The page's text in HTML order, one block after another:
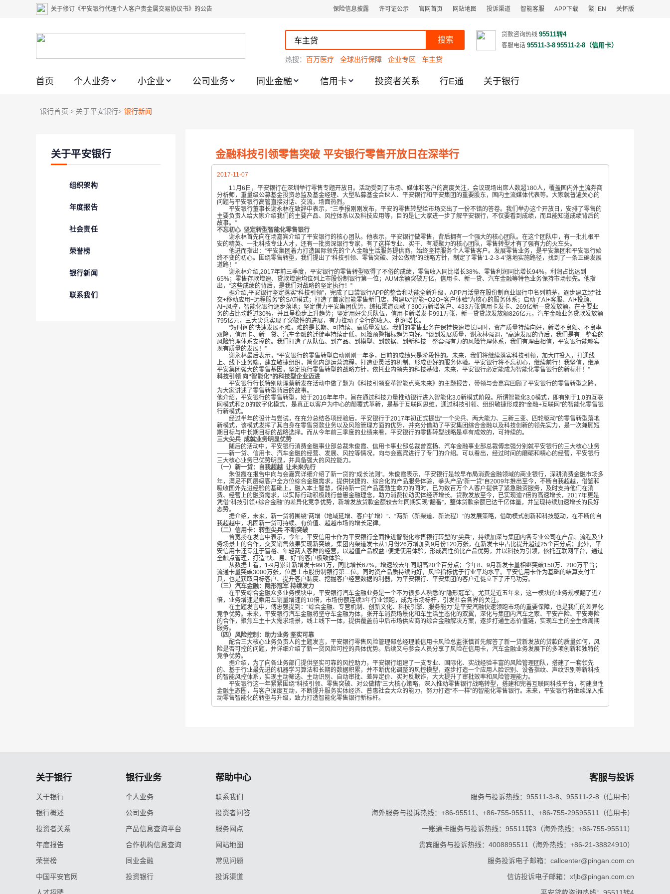
关于修订《平安银行代理个人客户贵金属交易协议书》的公告
关于2020年端午节期间上金所代理业务调整合约保证金比例和涨跌幅度限制的通知
关于加强代理贵金属业务风险防范的提示
关于调整存量首套住房贷款利率的公告
保险信息披露 许可证公示 官网首页 网站地图 投诉渠道 智能客服 APP下载 繁 EN 关怀版
搜索
贷款咨询热线 95511转4
客服电话 95511-3-8 95511-2-8（信用卡）
热搜： 百万医疗 全球出行保障 企业专区 车主贷
首页 个人业务 小企业 公司业务 同业金融 信用卡 投资者关系 行E通 关于银行
银行首页 > 关于平安银行> 银行新闻
关于平安银行
组织架构
年度报告
社会责任
荣誉榜
银行新闻
联系我们
金融科技引领零售突破 平安银行零售开放日在深举行
2017-11-07
11月 6日，平安银行在深圳举行零售专题开放日。活动受到了市场、媒体和客户的高度关注，会议现场出席人数超180人，覆盖国内外主流券商
分析师，重量级公募基金投资总监及基金经理、大型私募基金合伙人、平安银行和平安集团的重要股东，国内主流媒体代表等。大家就普遍关心的
问题与平安银行高管直接对话、交流，场面热烈。
平安银行董事长谢永林在致辞中表示，“三季报刚刚发布，平安的零售转型给市场交出了一份不错的答卷。我们举办这个开放日，安排了零售的
主要负责人给大家介绍我们的主要产品、风控体系以及科技应用等，目的是让大家进一步了解平安银行，不仅要看到成绩，而且能知道成绩背后的
故事。”
不忘初心 坚定转型智能化零售银行
谢永林首先向在场嘉宾介绍了平安银行的核心团队。他表示，平安银行做零售，背后拥有一个强大的核心团队。在这个团队中，有一批扎根平
安的精英、一批科技专业人才，还有一批资深银行专家，有了这样专业、实干、有凝聚力的核心团队，零售转型才有了强有力的火车头。
他进而指出：“平安集团着力打造国际领先的个人金融生活服务提供商，始终坚持服务个人零售客户。发展零售业务，是平安集团和平安银行始
终不变的初心。围绕零售转型，我们提出了‘科技引领、零售突破、对公做精’的战略方针，制定了零售‘1-2-3-4’落地实施路径，找到了一条正确发展
道路！”
谢永林介绍,2017年前三季度，平安银行的零售转型取得了不俗的成绩，零售收入同比增长38%、零售利润同比增长94%，利润占比达到
65%；零售存款增速、贷款增速均位列上市股份制银行第一位；AUM余额突破万亿，信用卡、新一贷、汽车金融等特色业务保持市场领先。他指
出，“这些成绩的背后，是我们对战略的坚定执行！”
据介绍,平安银行坚定落实“科技引领”，完成了口袋银行APP的整合和功能全新升级，APP月活量在股份制商业银行中名列前茅，逐步建立起“社
交+移动应用+远程服务”的SAT模式；打造了首家智能零售新门店，构建以“智能+O2O+客户体验”为核心的服务体系；启动了AI+客服、AI+投顾、
AI+风控，智能化银行逐步落地；坚定借力平安集团优势，综拓渠道贡献了300万新增客户、433万张信用卡发卡、269亿新一贷发放额，在主要业
务的占比均超过30%，并且呈稳步上升趋势；坚定用好尖兵队伍，信用卡新增发卡991万张，新一贷贷款发放额826亿元，汽车金融业务贷款发放额
795亿元，三大尖兵实现了突破性的进展，有力拉动了全行的收入、利润增长。
“短时间的快速发展不难，难的是长期、可持续、高质量发展。我们的零售业务在保持快速增长同时，资产质量持续向好，新增不良额、不良率
双降，信用卡、新一贷、汽车金融的迁徙率持续走低，风险预警指标趋势向好。”谈到发展质量，谢永林强调，“高速发展的背后，我们是有一整套的
风险管理体系支撑的。我们打造了从队伍、到产品、到模型、到数据、到新科技一整套强有力的风险管理体系，我们有理由相信，平安银行能够实
现有质量的发展！”
谢永林最后表示，“平安银行的零售转型启动刚刚一年多，目前的成绩只是阶段性的。未来，我们将继续落实科技引领，加大 IT投入，打通线
上、线下业务端，建立敏捷组织，简化内部运营流程，打造更灵活的机制、形成更好的服务体验。平安银行将不忘初心，继续前行！我坚信，继承
平安集团强大的零售基因，坚定执行零售转型的战略方针，依托业内领先的科技基础，未来，平安银行必定能成为智能化零售银行的新标杆！”
科技引领 向 “智能化” 的科技型企业迈进
平安银行行长特别助理蔡新发在活动中做了题为《科技引领变革智能点亮未来》的主题报告，带领与会嘉宾回顾了平安银行的零售转型之路，
为大家讲述了零售转型背后的故事。
他介绍，平安银行的零售转型，始于2016年年中，旨在通过科技力量推动银行进入智能化3.0新模式阶段。所谓智能化3.0模式，即有别于1.0的互联
网模式和2.0的数字化模式，是真正以客户为中心的颠覆式革新，是基于互联网思维，通过科技引领、组织敏捷形成的“金融+互联网”的智能化零售银
行新模式。
经过半年的设计与尝试，在充分总结各项经验后，平安银行于2017年初正式提出“一个尖兵、两大能力、三新三变、四轮驱动”的零售转型落地
新模式，该模式发挥了其自身在零售贷款业务以及风险管理方面的优势，并充分借助了平安集团综合金融以及科技创新的领先实力，是一次兼顾短
期目标与中长期目标的战略选择。而从今年前三季度的业绩来看，平安银行的零售转型战略是卓有成效的，可持续的。
三大尖兵 成就业务明显优势
随后的活动中，平安银行消费金融事业部总裁朱俊霞、信用卡事业部总裁曾宽扬、汽车金融事业部总裁傅忠强分别就平安银行的三大核心业务
——新一贷、信用卡、汽车金融的经营、发展、风控等情况，向与会嘉宾进行了专门的介绍。可以看出，经过时间的磨砺和精心的经营，平安银行
三大核心业务已优势明显，并具备强大的风控能力。
（一）新一贷：自我超越 让未来先行
朱俊霞在报告中向与会嘉宾详细介绍了新一贷的“成长法则”。朱俊霞表示，平安银行是较早布局消费金融领域的商业银行，深耕消费金融市场多
年，满足不同层级客户全方位综合金融需求，提供快捷的、综合化的产品服务体验，拳头产品“新一贷”自2009年推出至今，不断自我超越，借鉴和
吸收国外先进经验的基础上，融入本土智慧，保持新一贷产品蓬勃生命力的同时，已为数百万个人客户提供了紧急融资服务，及时支持他们在消
费、经营上的融资需求，以实际行动积极践行普惠金融理念，助力消费拉动实体经济增长。贷款发放至今，已实现逾7倍的高速增长，2017年更是
凭借“科技引领+综合金融”的差异化竞争优势，新增发放贷款金额较去年同期实现“翻番”，整体贷款余额已达千亿体量，并呈现持续加速增长的良好
态势。
据介绍，未来，新一贷将围绕“两增（地域延增、客户扩增）”、“两新（新渠道、新流程）”的发展策略，借助模式创新和科技驱动，在不断的自
我超越中，巩固新一贷可持续、有价值、超越市场的增长定律。
（二）信用卡：转型尖兵 不断突破
曾宽扬在发言中表示，今年，平安信用卡作为平安银行全面推进智能化零售银行转型的“尖兵”，持续加深与集团内各专业公司在产品、流程及业
务场景上的合作，交叉销售效果实现新突破，集团内渠道发卡从1月份26万增加到9月份120万张，在新发卡中占比提升超过25个百分点；此外，平
安信用卡还专注于富裕、年轻两大客群的经营，以超值产品权益+便捷使用体验，形成高性价比产品优势，并以科技为引领，依托互联网平台，通过
全触点管理，打造“快、易、好”的客户极致体验。
从数据上看， 1-9月累计新增发卡991万，同比增长67%，增速较去年同期高20个百分点；今年8、9月新发卡量相继突破150万、200万平台；
流通卡量突破3000万张，位居上市股份制银行第二位。同时资产品质持续向好，风险指标优于行业平均水平。平安信用卡作为基础的结算支付工
具，也是获取目标客户、提升客户黏度、挖掘客户经营数据的利器，为平安银行、平安集团的客户迁徙立下了汗马功劳。
（三）汽车金融：隐形冠军 持续发力
在平安综合金融众多业务模块中，平安银行汽车金融业务是一个不为很多人熟悉的“隐形冠军”。尤其是近五年来，这一模块的业务规模翻了近7
倍，业务增速是乘用车销量增速的10倍，市场份额连续3年行业领跑，成为市场标杆，引发社会各界的关注。
在主题发言中，傅忠强提到：“综合金融、专营机制、创新文化、科技引擎、服务能力”是平安汽融快速领跑市场的重要保障，也是我们的差异化
竞争优势。未来，平安银行汽车金融将坚守车金融为体，张开车消费场景化和车生活生态化的双翼，深化与集团内汽车之家、平安产险、平安寿险
的合作，聚焦车主十大需求场景，线上线下一体，提供覆盖前中后市场供应商的综合金融解决方案，逐步打通生态价值链，实现车主的全生命周期
服务。
（四）风险控制：助力业务 坚实可靠
配合三大核心业务负责人的主题发言，平安银行零售风险管理部总经理兼信用卡风险总监张慎首先解答了新一贷新发放的贷款的质量如何，风
险是否可控的问题，并详细介绍了新一贷风险可控的具体优势。后续又与参会人员分享了风险在信用卡，汽车金融业务发展下的多项创新和独特的
竞争优势。
据介绍，为了向各业务部门提供坚实可靠的风控助力，平安银行组建了一支专业、国际化、实战经验丰富的风险管理团队，搭建了一套领先
的、基于行业最先进的机器学习算法和长期的数据积累，并不断优化调整的风控模型，逐步打造一个应用人脸识别、设备指纹、声纹识别等新科技
的智能风控体系，实现主动筛选、主动识别、自动审批、差异定价、实时反欺诈，大大提升了审批效率和风险管理能力。
平安银行这一年紧紧围绕“科技引领、零售突破、对公做精”三大核心策略，深入推动零售银行战略转型，搭建和完善互联网科技平台，构建良性
金融生态圈，与客户深度互动，不断提升服务实体经济、普惠社会大众的能力，努力打造“不一样”的智能化零售银行。未来，平安银行将继续深入推
动零售智能化的转型与升级，致力打造智能化零售银行新标杆。
关于银行
关于银行
银行概述
投资者关系
年度报告
荣誉榜
中国平安官网
银行业务
个人业务
公司业务
产品信息查询平台
合作机构信息查询
同业金融
投资银行
帮助中心
联系我们
投资者问答
服务网点
网站地图
常见问题
投诉渠道
客服与投诉
服务与投诉热线：95511-3-8、95511-2-8（信用卡）
海外服务与投诉热线：+86-95511、+86-755-95511、+86-755-29595511（信用卡）
一账通卡服务与投诉热线：95511转3（海外热线：+86-755-95511）
贵宾服务与投诉热线：4008895511（海外热线：+86-21-38824910）
服务投诉电子邮箱：callcenter@pingan.com.cn
信访投诉电子邮箱：xfjb@pingan.com.cn